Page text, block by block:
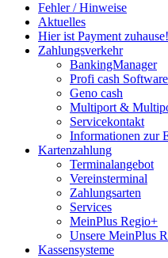
Fehler / Hinweise
Aktuelles
Hier ist Payment zuhause!
Zahlungsverkehr
BankingManager
Profi cash Software
Geno cash
Multiport &
Servicekontakt
Informationen zur
Kartenzahlung
Terminalangebot
Vereinsterminal
Zahlungsarten
Services
MeinPlus Regio+
Unsere MeinPlus
Kassensysteme